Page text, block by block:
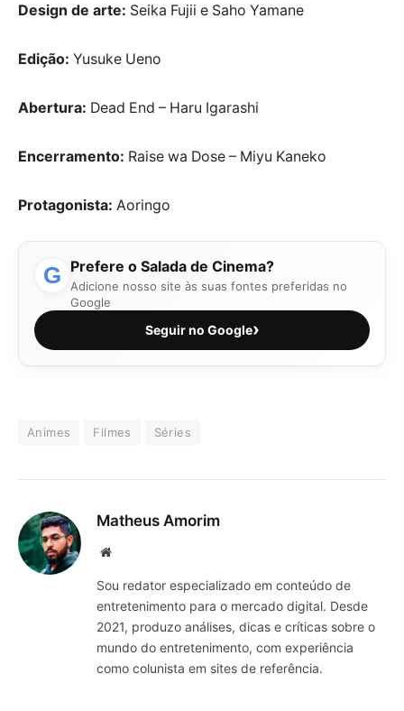
Design de arte: Seika Fujii e Saho Yamane
Edição: Yusuke Ueno
Abertura: Dead End – Haru Igarashi
Encerramento: Raise wa Dose – Miyu Kaneko
Protagonista: Aoringo
G Prefere o Salada de Cinema?
Adicione nosso site às suas fontes preferidas no
Google
Seguir no Google›
Animes Filmes Séries
Matheus Amorim
Website
Sou redator especializado em conteúdo de
entretenimento para o mercado digital. Desde
2021, produzo análises, dicas e críticas sobre o
mundo do entretenimento, com experiência
como colunista em sites de referência.